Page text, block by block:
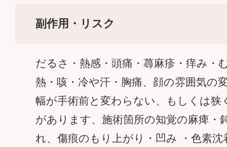
副作用・リスク
だるさ・熱感・頭痛・蕁麻疹・痒み・
熱・咳・冷や汗・胸痛、顔の雰囲気の
幅が手術前と変わらない、もしくは狭
があります、施術箇所の知覚の麻痺・
れ、傷痕のもり上がり・凹み ・色素